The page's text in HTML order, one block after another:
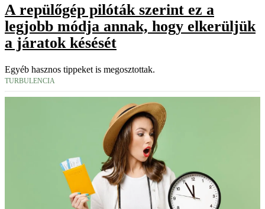
A repülőgép pilóták szerint ez a
legjobb módja annak, hogy elkerüljük
a járatok késését
Egyéb hasznos tippeket is megosztottak.
TURBULENCIA